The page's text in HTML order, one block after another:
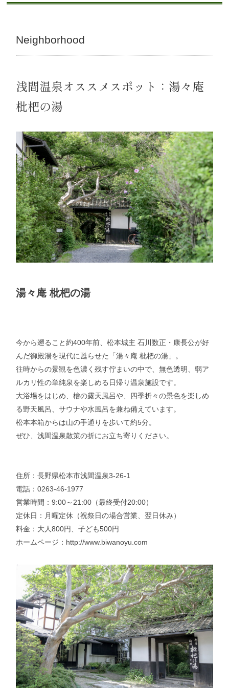
Neighborhood
浅間温泉オススメスポット：湯々庵
枇杷の湯
湯々庵 枇杷の湯
今から遡ること約400年前、松本城主 石川数正・康長公が好
んだ御殿湯を現代に甦らせた「湯々庵 枇杷の湯」。
往時からの景観を色濃く残す佇まいの中で、無色透明、弱ア
ルカリ性の単純泉を楽しめる日帰り温泉施設です。
大浴場をはじめ、檜の露天風呂や、四季折々の景色を楽しめ
る野天風呂、サウナや水風呂を兼ね備えています。
松本本箱からは山の手通りを歩いて約5分。
ぜひ、浅間温泉散策の折にお立ち寄りください。
住所：長野県松本市浅間温泉3-26-1
電話：0263-46-1977
営業時間：9:00～21:00（最終受付20:00）
定休日：月曜定休（祝祭日の場合営業、翌日休み）
料金：大人800円、子ども500円
ホームページ： http://www.biwanoyu.com